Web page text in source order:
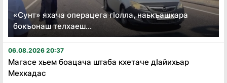
«Сунт» яхача операцега гӏолла, наькъашкара
бокъонаш телхаеш...
06.08.2026 20:37
Магасе хьем боацача штаба кхетаче дӏайихьар
Мехкадас